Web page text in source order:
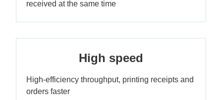
received at the same time
High speed
High-efficiency throughput, printing receipts and
orders faster